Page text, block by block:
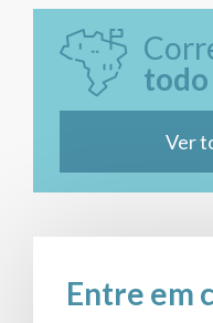
todo
Ver
Entre em